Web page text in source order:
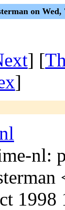
on Wed,
] [
]
nl: